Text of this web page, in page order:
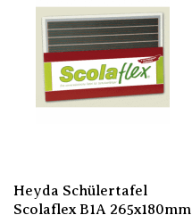
Heyda Schülertafel
Scolaflex B1A 265x180mm